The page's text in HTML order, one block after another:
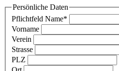
Persönliche Daten
Pflichtfeld Name*
Vorname
Verein
Strasse
PLZ